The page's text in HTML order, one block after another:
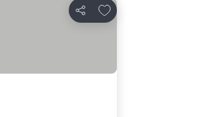
Paylaş
Favorilerime ekle